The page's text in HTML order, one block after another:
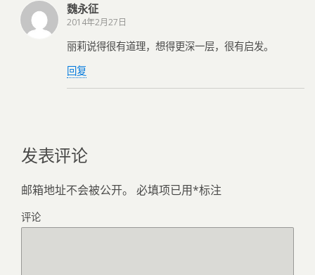
魏永征
2014年2月27日
丽莉说得很有道理，想得更深一层，很有启发。
回复
发表评论
邮箱地址不会被公开。 必填项已用*标注
评论